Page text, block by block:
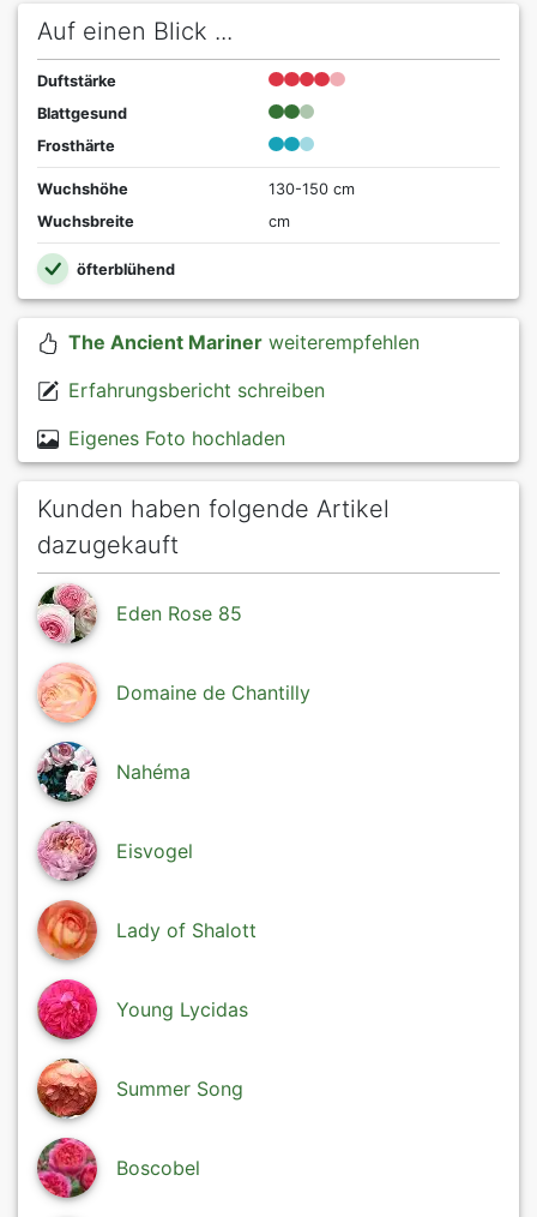
Auf einen Blick ...
Duftstärke
Blattgesund
Frosthärte
Wuchshöhe
130-150 cm
Wuchsbreite
cm
öfterblühend
The Ancient Marinerweiterempfehlen
Erfahrungsbericht schreiben
Eigenes Foto hochladen
Kunden haben folgende Artikel
dazugekauft
Eden Rose 85
Domaine de Chantilly
Nahéma
Eisvogel
Lady of Shalott
Young Lycidas
Summer Song
Boscobel